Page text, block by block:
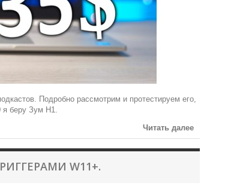
Подробно рассмотрим и протестируем его,
я беру Зум Н1.
Читать далее
W11+.